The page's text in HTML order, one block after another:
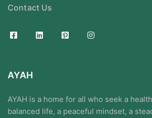
Contact Us
AYAH
AYAH is a home for all who seek a
balanced life, a peaceful mindset, a